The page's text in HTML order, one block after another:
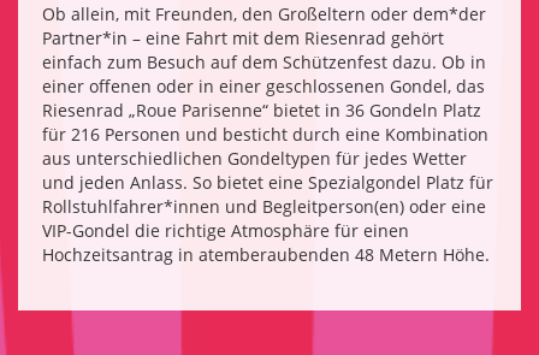
Ob allein, mit Freunden, den Großeltern oder dem*der
Partner*in – eine Fahrt mit dem Riesenrad gehört
einfach zum Besuch auf dem Schützenfest dazu. Ob in
einer offenen oder in einer geschlossenen Gondel, das
Riesenrad „Roue Parisenne“ bietet in 36 Gondeln Platz
für 216 Personen und besticht durch eine Kombination
aus unterschiedlichen Gondeltypen für jedes Wetter
und jeden Anlass. So bietet eine Spezialgondel Platz für
Rollstuhlfahrer*innen und Begleitperson(en) oder eine
VIP-Gondel die richtige Atmosphäre für einen
Hochzeitsantrag in atemberaubenden 48 Metern Höhe.